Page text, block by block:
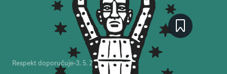
Respekt doporučuje•3. 5. 2010•1minuta